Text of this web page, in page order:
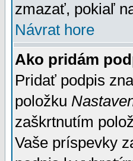
zmazať, pokiaľ
Návrat hore
Ako pridám
Pridať podpis
položku
zaškrtnutím
Vaše príspevky